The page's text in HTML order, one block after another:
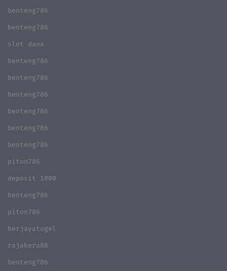
benteng786
benteng786
slot dana
benteng786
benteng786
benteng786
benteng786
benteng786
benteng786
piton786
deposit 1000
benteng786
piton786
berjayatogel
rajakera88
benteng786